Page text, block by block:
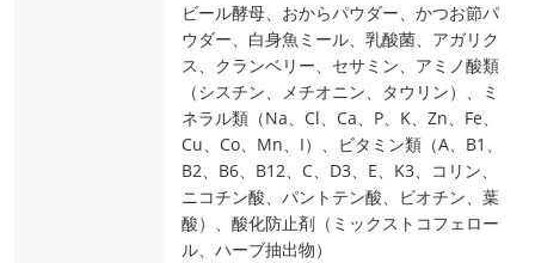
ビール酵母、おからパウダー、かつお節パ
ウダー、白身魚ミール、乳酸菌、アガリク
ス、クランベリー、セサミン、アミノ酸類
（シスチン、メチオニン、タウリン）、ミ
ネラル類（Na、Cl、Ca、P、K、Zn、Fe、
Cu、Co、Mn、I）、ビタミン類（A、B1、
B2、B6、B12、C、D3、E、K3、コリン、
ニコチン酸、パントテン酸、ビオチン、葉
酸）、酸化防止剤（ミックストコフェロー
ル、ハーブ抽出物）